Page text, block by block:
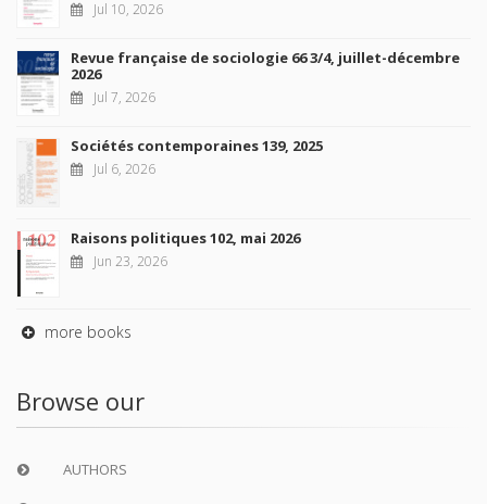
Jul 10, 2026
Revue française de sociologie 66 3/4, juillet-décembre
2026
Jul 7, 2026
Sociétés contemporaines 139, 2025
Jul 6, 2026
Raisons politiques 102, mai 2026
Jun 23, 2026
more books
Browse our
AUTHORS